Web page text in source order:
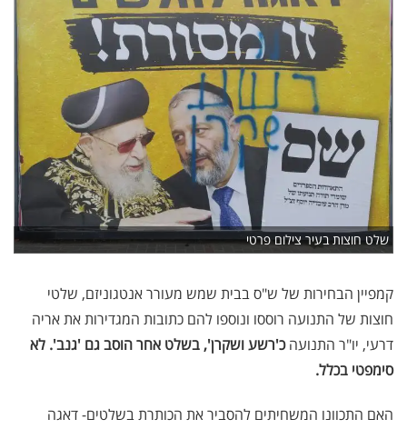
שלט חוצות בעיר צילום פרטי
קמפיין הבחירות של ש"ס בבית שמש מעורר אנטגוניזם, שלטי
חוצות של התנועה רוססו ונוספו להם כתובות המגדירות את אריה
דרעי, יו"ר התנועהכ'רשע ושקרן', בשלט אחר הוסב גם 'גנב'. לא
סימפטי בכלל.
האם התכוונו המשחיתים להסביר את הכותרת בשלטים- דאגה